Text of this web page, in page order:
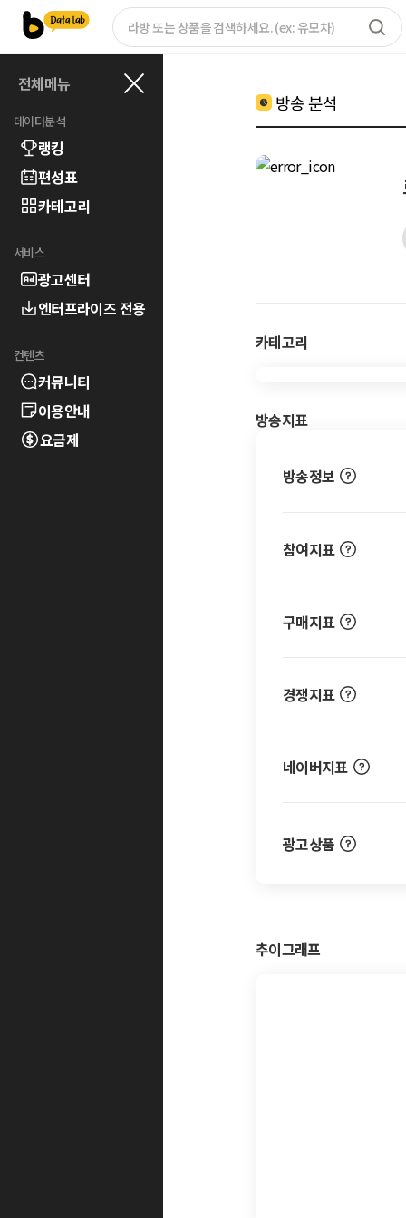
전체메뉴
데이터분석
랭킹
편성표
카테고리
서비스
광고센터
엔터프라이즈 전용
컨텐츠
커뮤니티
이용안내
요금제
방송 분석
카테고리
방송지표
방송정보
참여지표
구매지표
경쟁지표
네이버지표
광고상품
추이그래프